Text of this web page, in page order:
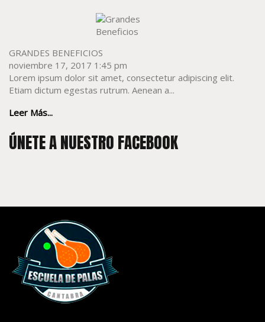
GRANDES BENEFICIOS
noviembre 17, 2017 1:45 pm
Lorem ipsum dolor sit amet, consectetur adipiscing elit.
Etiam dictum egestas rutrum. Aenean a...
Leer Más...
ÚNETE A NUESTRO FACEBOOK